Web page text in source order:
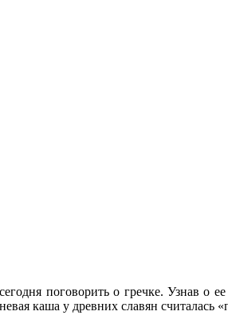
поговорить о гречке. Узнав о
каша у древних славян считалась